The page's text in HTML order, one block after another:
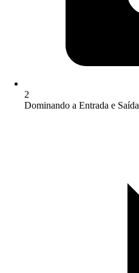
2
Dominando a Entrada e Saída